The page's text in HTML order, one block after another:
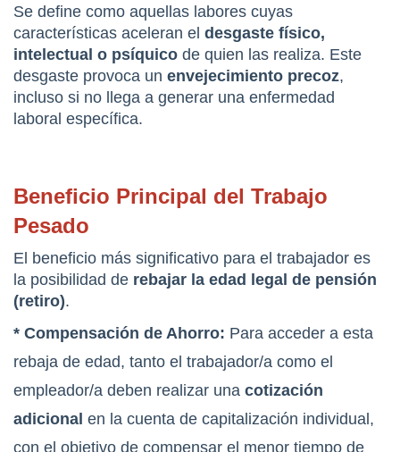
Se define como aquellas labores cuyas
características aceleran el desgaste físico,
intelectual o psíquico de quien las realiza. Este
desgaste provoca un envejecimiento precoz,
incluso si no llega a generar una enfermedad
laboral específica.
Beneficio Principal del Trabajo
Pesado
El beneficio más significativo para el trabajador es
la posibilidad de rebajar la edad legal de pensión
(retiro).
* Compensación de Ahorro: Para acceder a esta
rebaja de edad, tanto el trabajador/a como el
empleador/a deben realizar una cotización
adicional en la cuenta de capitalización individual,
con el objetivo de compensar el menor tiempo de